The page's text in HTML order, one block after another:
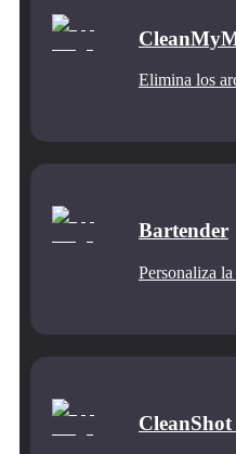
Elimina los
Bartender
Personaliza